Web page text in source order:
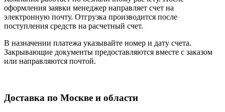
оформления заявки менеджер направляет счет на
электронную почту. Отгрузка производится после
поступления средств на расчетный счет.
В назначении платежа указывайте номер и дату счета.
Закрывающие документы предоставляются вместе с заказом
или направляются почтой.
Доставка по Москве и области